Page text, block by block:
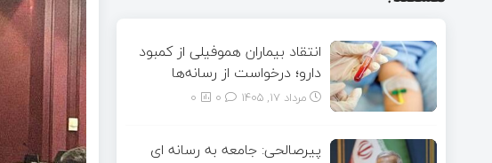
انتقاد بیماران هموفیلی از کمبود
دارو؛ درخواست از رسانه‌ها
مرداد ۱۷, ۱۴۰۵ 0
پیرصالحی: جامعه به رسانه ای